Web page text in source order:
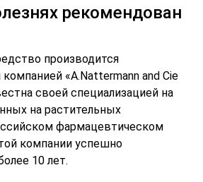
рекомендован
производится
«A.Nattermann and Cie
своей специализацией на
на растительных
фармацевтическом
компании успешно
10 лет.